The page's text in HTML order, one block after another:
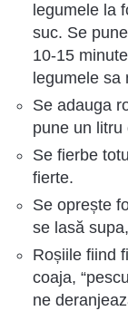
legumele la
suc. Se
10-15
legumele sa
Se adauga
pune un litru
Se fierbe
fierte.
Se oprește
se lasă
Roșiile fiind
coaja,
ne